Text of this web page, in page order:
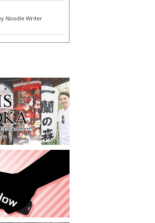
Noodle Writer
#019 MM Earlene
Kota Fukuoka
vegan/vegetarian